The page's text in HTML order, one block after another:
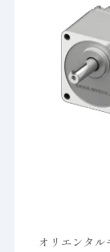
オリエンタ